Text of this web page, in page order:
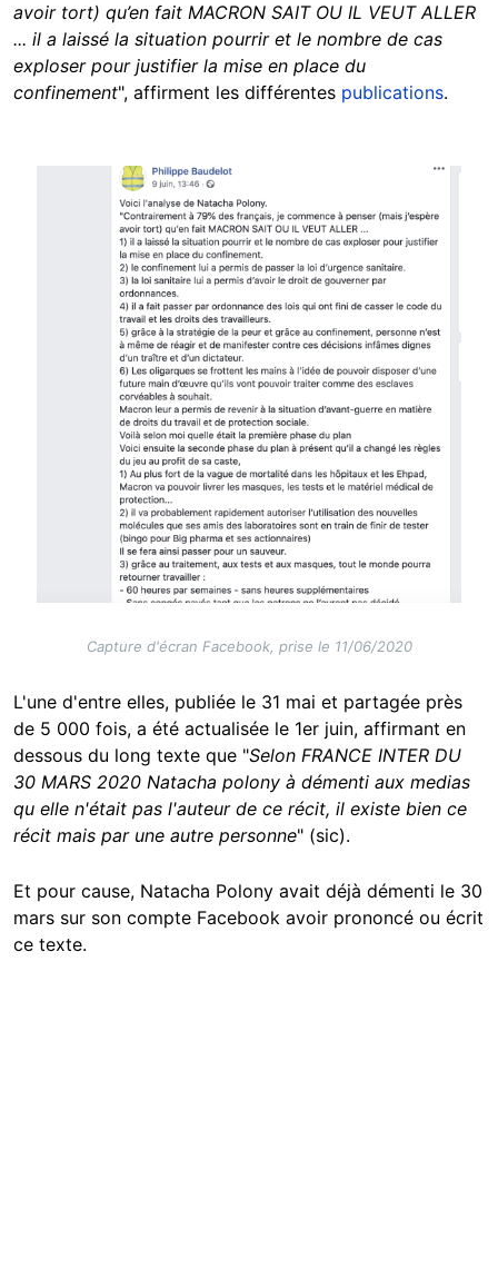
avoir tort) qu’en fait MACRON SAIT OU IL VEUT ALLER
... il a laissé la situation pourrir et le nombre de cas
exploser pour justifier la mise en place du
confinement", affirment les différentes publications.
Capture d'écran Facebook, prise le 11/06/2020
L'une d'entre elles, publiée le 31 mai et partagée près
de 5 000 fois, a été actualisée le 1er juin, affirmant en
dessous du long texte que "Selon FRANCE INTER DU
30 MARS 2020 Natacha polony à démenti aux medias
qu elle n'était pas l'auteur de ce récit, il existe bien ce
récit mais par une autre personne" (sic).
Et pour cause, Natacha Polony avait déjà démenti le 30
mars sur son compte Facebook avoir prononcé ou écrit
ce texte.